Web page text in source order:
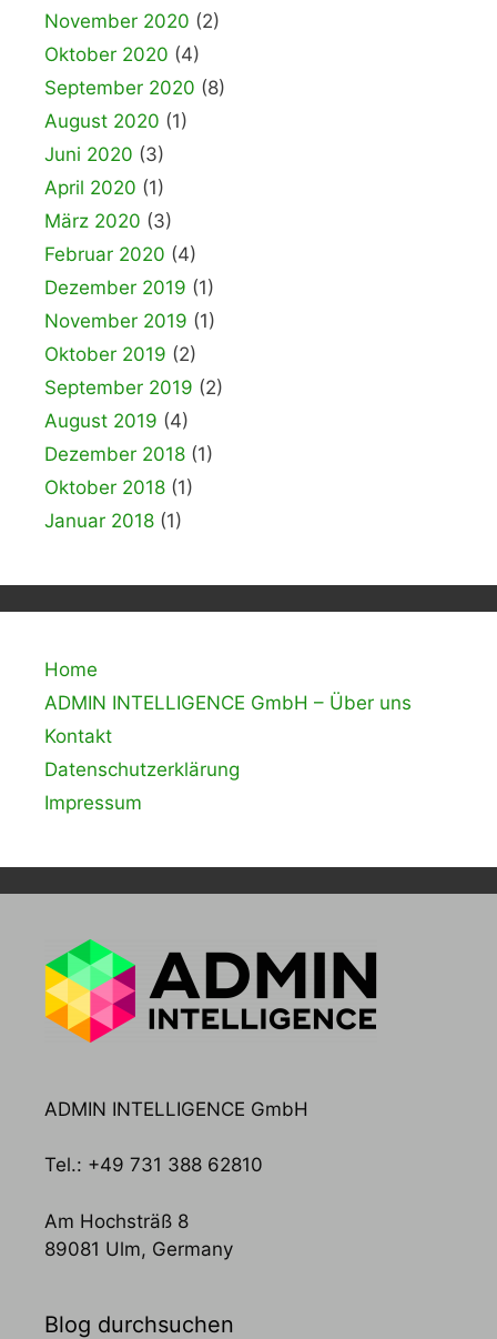
November 2020 (2)
Oktober 2020 (4)
September 2020 (8)
August 2020 (1)
Juni 2020 (3)
April 2020 (1)
März 2020 (3)
Februar 2020 (4)
Dezember 2019 (1)
November 2019 (1)
Oktober 2019 (2)
September 2019 (2)
August 2019 (4)
Dezember 2018 (1)
Oktober 2018 (1)
Januar 2018 (1)
Home
ADMIN INTELLIGENCE GmbH – Über uns
Kontakt
Datenschutzerklärung
Impressum
ADMIN INTELLIGENCE GmbH
Tel.: +49 731 388 62810
Am Hochsträß 8
89081 Ulm, Germany
Blog durchsuchen